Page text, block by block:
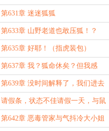
说
第631章 迷迷狐狐
第633章 山野老道也敢压狐！？
第635章 好耶！（指虎装包）
第637章 我？狐命休矣？但我感
觉.....
第639章 没时间解释了，我们进去
了
请假条，状态不佳请假一天，与鼠
鼠攻坚战后续
第642章 恶毒管家与气抖冷大小姐